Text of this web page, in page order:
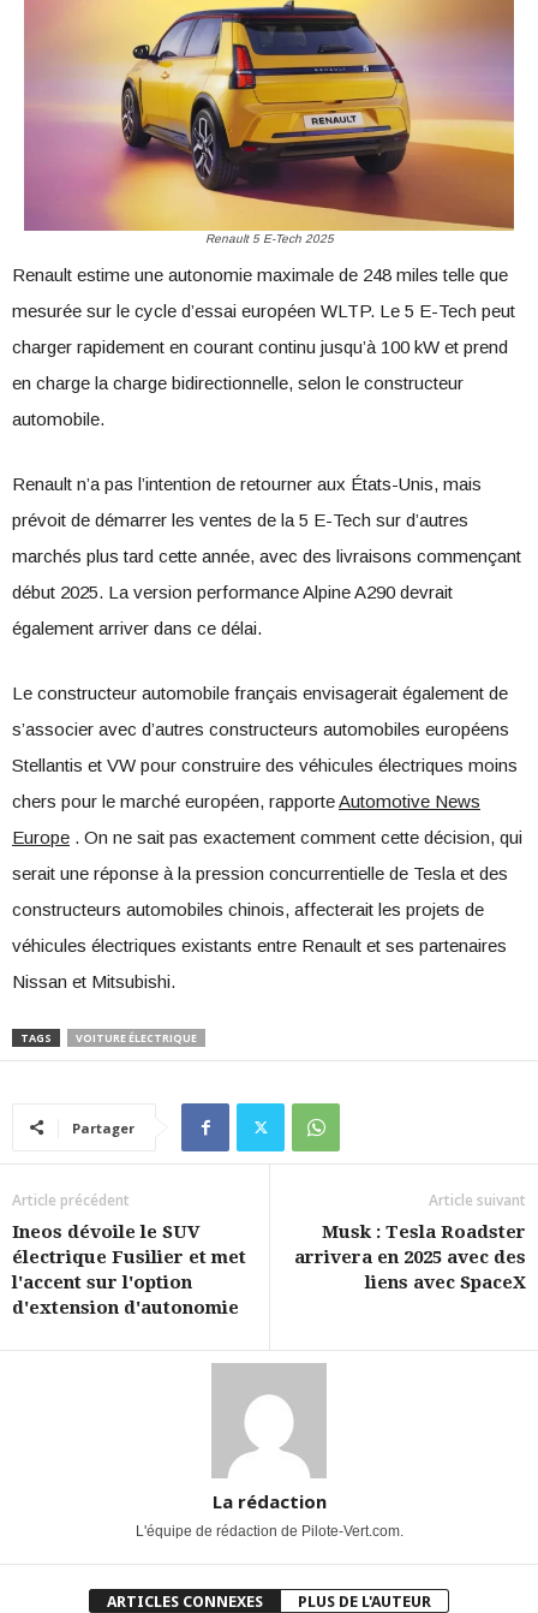
Renault 5 E-Tech 2025
Renault estime une autonomie maximale de 248 miles telle que
mesurée sur le cycle d’essai européen WLTP. Le 5 E-Tech peut
charger rapidement en courant continu jusqu’à 100 kW et prend
en charge la charge bidirectionnelle, selon le constructeur
automobile.
Renault n’a pas l’intention de retourner aux États-Unis, mais
prévoit de démarrer les ventes de la 5 E-Tech sur d’autres
marchés plus tard cette année, avec des livraisons commençant
début 2025. La version performance Alpine A290 devrait
également arriver dans ce délai.
Le constructeur automobile français envisagerait également de
s’associer avec d’autres constructeurs automobiles européens
Stellantis et VW pour construire des véhicules électriques moins
chers pour le marché européen, rapporteAutomotive News
Europe . On ne sait pas exactement comment cette décision, qui
serait une réponse à la pression concurrentielle de Tesla et des
constructeurs automobiles chinois, affecterait les projets de
véhicules électriques existants entre Renault et ses partenaires
Nissan et Mitsubishi.
TAGS VOITURE ÉLECTRIQUE
Partager
Article précédent
Ineos dévoile le SUV
électrique Fusilier et met
l'accent sur l'option
d'extension d'autonomie
Article suivant
Musk : Tesla Roadster
arrivera en 2025 avec des
liens avec SpaceX
La rédaction
L'équipe de rédaction de Pilote-Vert.com.
ARTICLES CONNEXES PLUS DE L'AUTEUR